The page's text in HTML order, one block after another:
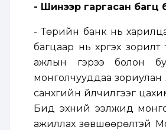
- Шинээр гаргасан багц
- Төрийн банк нь
багцаар нь хүргэх
ажлын гэрээ болон
монголчууддаа зориулан
санхүүгийн үйлчилгээг
Бид эхний ээлжид
ажиллах зөвшөөрөлтэй